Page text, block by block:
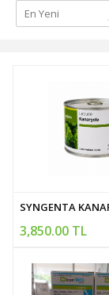
En Yeni
SYNGENTA
3,850.00 TL